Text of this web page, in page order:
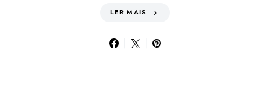
LER MAIS